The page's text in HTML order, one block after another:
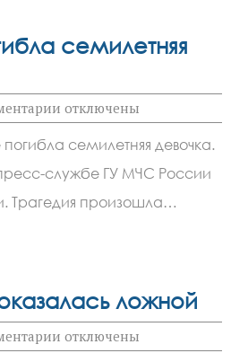
семилетняя
к
записи
пожаре
погибла
семилетняя
девочка
отключены
семилетняя девочка.
службе ГУ МЧС России
Трагедия произошла…
ложной
к
записи
отключены